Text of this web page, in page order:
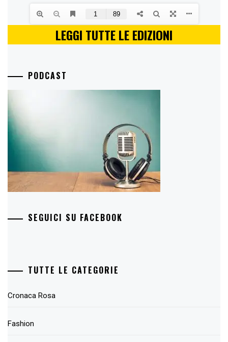
LEGGI TUTTE LE EDIZIONI
PODCAST
SEGUICI SU FACEBOOK
TUTTE LE CATEGORIE
Cronaca Rosa
Fashion